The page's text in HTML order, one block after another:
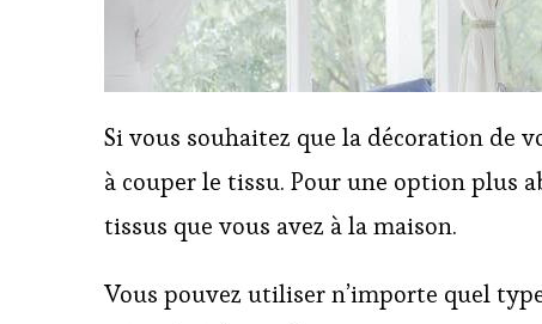
Si vous souhaitez que la décoration de
à couper le tissu. Pour une option plus
tissus que vous avez à la maison.
Vous pouvez utiliser n’importe quel